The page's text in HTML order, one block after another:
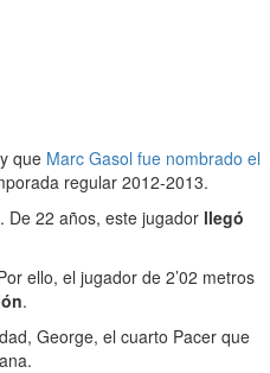
que Marc Gasol fue nombrado el
regular 2012-2013.
De 22 años, este jugador llegó
ello, el jugador de 2’02 metros
.
George, el cuarto Pacer que